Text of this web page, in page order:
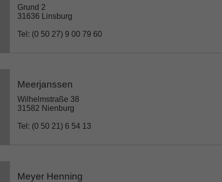
Grund 2
31636 Linsburg
Tel: (0 50 27) 9 00 79 60
Meerjanssen
Wilhelmstraße 38
31582 Nienburg
Tel: (0 50 21) 6 54 13
Meyer Henning